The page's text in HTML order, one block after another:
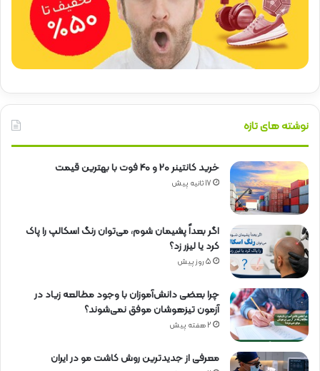
نوشته های تازه
خرید کانتینر 20 و 40 فوت با بهترین قیمت
17 ثانیه پیش
اگر بعداً پشیمان شوم، می‌توان رنگ اسکالپ را پاک
کرد یا لیزر زد؟
5 روز پیش
چرا بعضی دانش‌آموزان با وجود مطالعه زیاد در
آزمون تیزهوشان موفق نمی‌شوند؟
2 هفته پیش
معرفی از جدیدترین روش کاشت مو در ایران